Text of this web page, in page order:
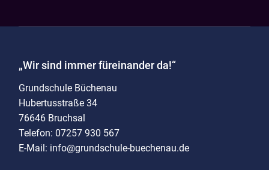
„Wir sind immer füreinander da!“
Grundschule Büchenau
Hubertusstraße 34
76646 Bruchsal
Telefon: 07257 930 567
E-Mail: info@grundschule-buechenau.de